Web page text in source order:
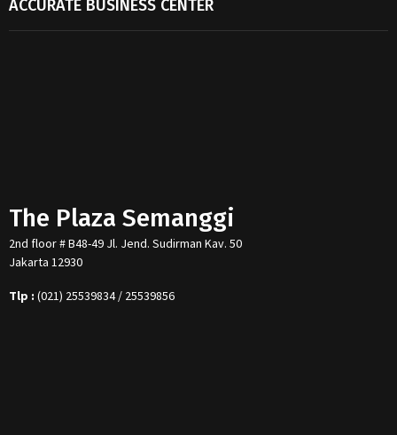
ACCURATE BUSINESS CENTER
The Plaza Semanggi
2nd floor # B48-49 Jl. Jend. Sudirman Kav. 50
Jakarta 12930
Tlp : (021) 25539834 / 25539856